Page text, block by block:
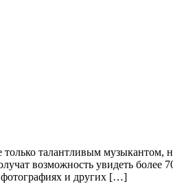
талантливым музыкантом,
возможность увидеть более
фотографиях и других […]